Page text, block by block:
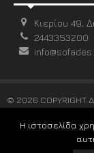
Κιερίου 49,
2443353200
© 2026 COPYRIGHT
Η ιστοσελίδα